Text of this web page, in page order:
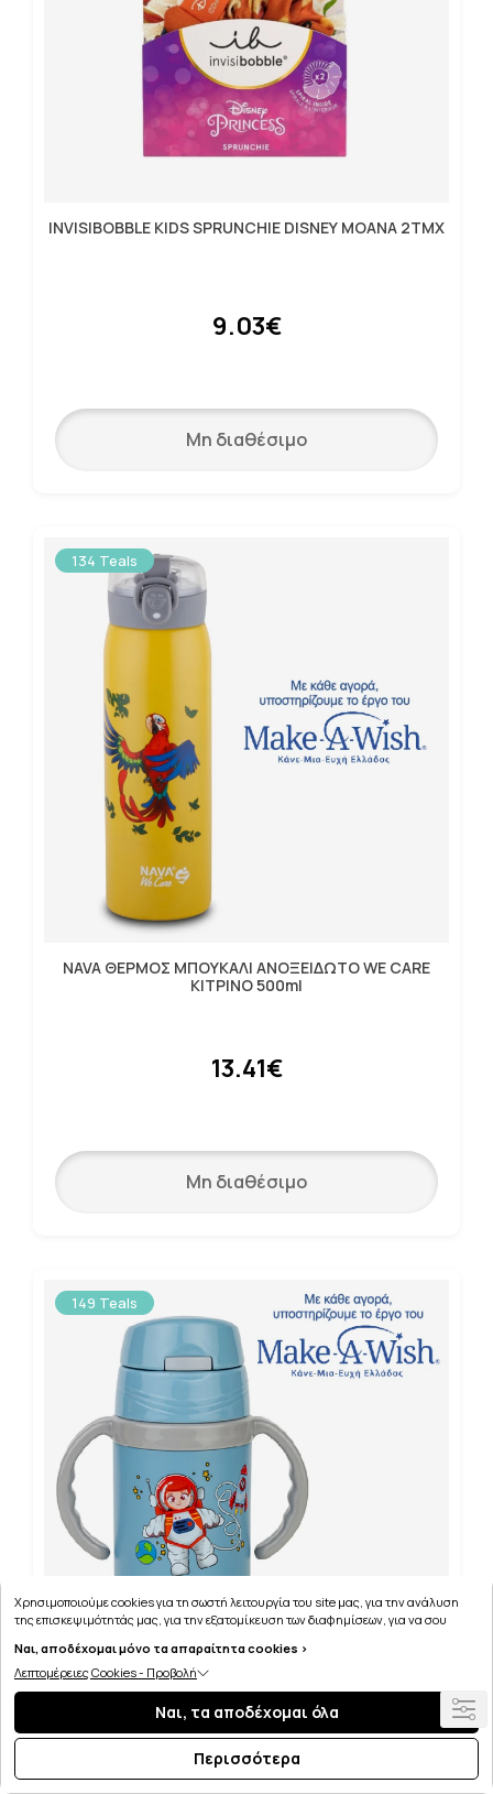
INVISIBOBBLE KIDS SPRUNCHIE DISNEY MOANA 2TMX
9.03€
Μη διαθέσιμο
134 Teals
NAVA ΘΕΡΜΟΣ ΜΠΟΥΚΑΛΙ ΑΝΟΞΕΙΔΩΤΟ WE CARE
ΚΙΤΡΙΝΟ 500ml
13.41€
Μη διαθέσιμο
149 Teals
NAVA ΘΕΡΜΟΣ ΜΠΟΥΚΑΛΙ ΑΝΟΞΕΙΔΩΤΟ WE CARE
ΜΠΛΕ 300ml
Χρησιμοποιούμε cookies για τη σωστή λειτουργία του site μας, για την ανάλυση
της επισκεψιμότητάς μας, για την εξατομίκευση των διαφημίσεων, για να σου
μας εύκολα! Μπορείς να δεις τη πολιτική μας για τα cookies
Ναι, αποδέχομαι μόνο τα απαραίτητα cookies >
Λεπτομέρειες Cookies - Προβολή
Ναι, τα αποδέχομαι όλα
Περισσότερα